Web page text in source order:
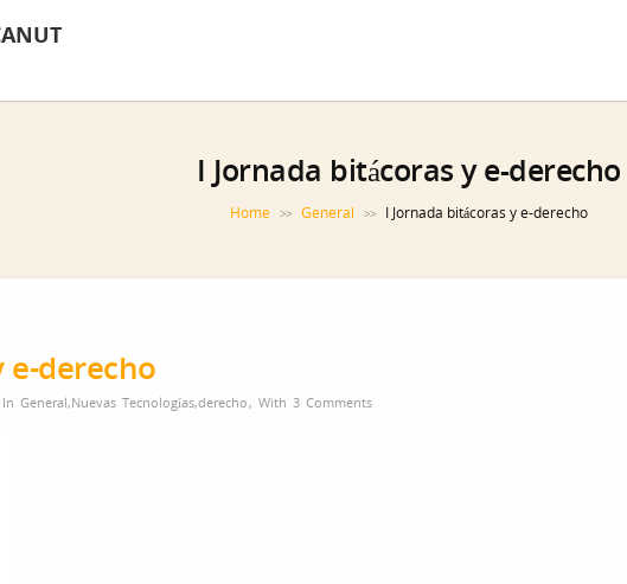
I Jornada bitácoras y e-derecho
Home >> General >> I Jornada bitácoras y e-derecho
e-derecho
In General,Nuevas Tecnologías,derecho, With 3 Comments